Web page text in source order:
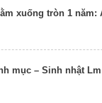
xuống tròn 1 năm:
mục – Sinh nhật